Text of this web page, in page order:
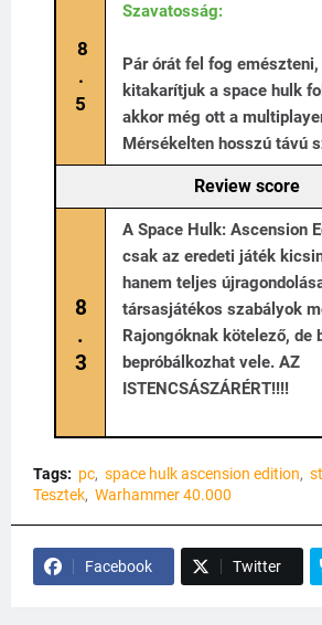
8
.
5
Szavatosság:
Pár órát fel fog
kitakarítjuk a space hulk
akkor még ott a
Mérsékelten hosszú távú
Review score
8
.
3
A Space Hulk: Ascension
csak az eredeti játék
hanem teljes
társasjátékos szabályok
Rajongóknak kötelező, de
bepróbálkozhat vele. AZ
ISTENCSÁSZÁRÉRT!!!!
Tags: pc space hulk ascension edition
Tesztek Warhammer 40.000
Facebook Twitter